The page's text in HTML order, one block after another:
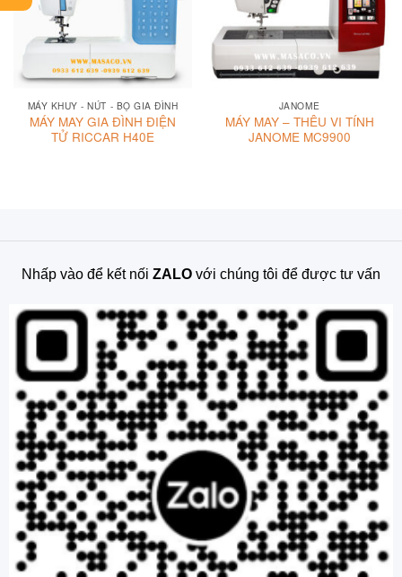
MÁY KHUY - NÚT - BỌ GIA ĐÌNH
MÁY MAY GIA ĐÌNH ĐIỆN
TỬ RICCAR H40E
JANOME
MÁY MAY – THÊU VI TÍNH
JANOME MC9900
Nhấp vào để kết nối ZALO với chúng tôi để được tư vấn